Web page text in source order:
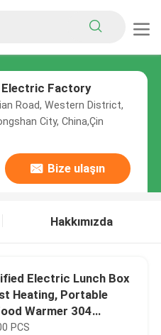
Electric Factory
Road, Western District,
City, China,Çin
Bize ulaşın
Hakkımızda
Electric Lunch Box
Heating, Portable
Warmer 304
Steel Car & Home Dual-
PCS